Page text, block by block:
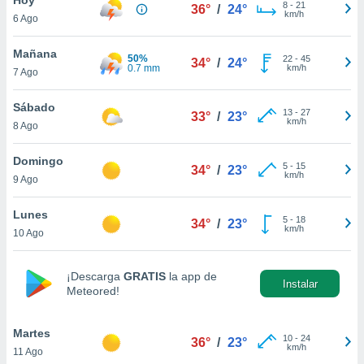
y
en
más
de
cookies
aceptar
6 Ago
36° / 24° 8- 21
km/h
Mañana
7 Ago
50%
0.7 mm
34° / 24° 22- 45
km/h
Sábado
8 Ago
33° / 23° 13- 27
km/h
Domingo
9 Ago
34° / 23° 5- 15
km/h
Lunes
10 Ago
34° / 23° 5- 18
km/h
¡Descarga GRATIS la app de
Meteored!
Instalar
Martes
11 Ago
36° / 23° 10- 24
km/h